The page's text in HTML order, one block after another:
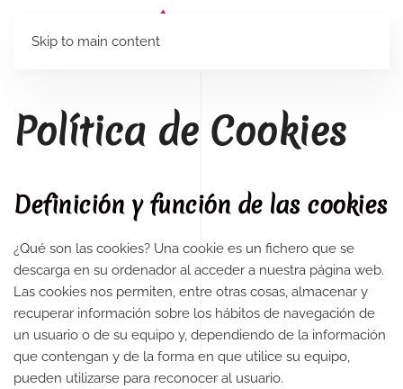
Skip to main content
Política de Cookies
Definición y función de las cookies
¿Qué son las cookies? Una cookie es un fichero que se
descarga en su ordenador al acceder a nuestra página web.
Las cookies nos permiten, entre otras cosas, almacenar y
recuperar información sobre los hábitos de navegación de
un usuario o de su equipo y, dependiendo de la información
que contengan y de la forma en que utilice su equipo,
pueden utilizarse para reconocer al usuario.